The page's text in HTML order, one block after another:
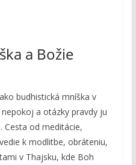
a Božie
budhistická mníška v
a otázky pravdy ju
Cesta od meditácie,
k modlitbe, obráteniu,
v Thajsku, kde Boh